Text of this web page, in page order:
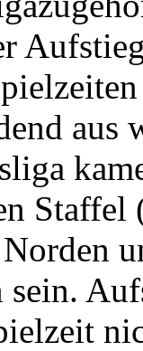
aus
Staffel
sein.